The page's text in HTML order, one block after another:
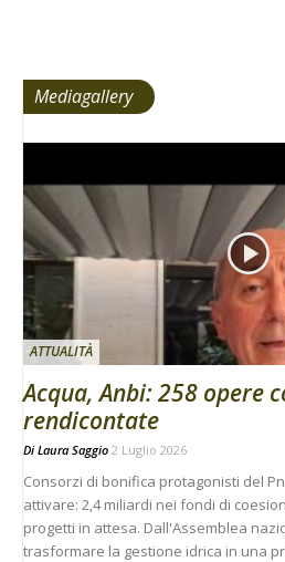
Mediagallery
ATTUALITÀ
Acqua, Anbi: 258 opere
rendicontate
Di Laura Saggio 2 Luglio 2026
Consorzi di bonifica protagonisti del
attivare: 2,4 miliardi nei fondi di
progetti in attesa. Dall'Assemblea
trasformare la gestione idrica in una